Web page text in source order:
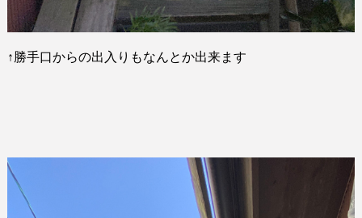
↑勝手口からの出入りもなんとか出来ます